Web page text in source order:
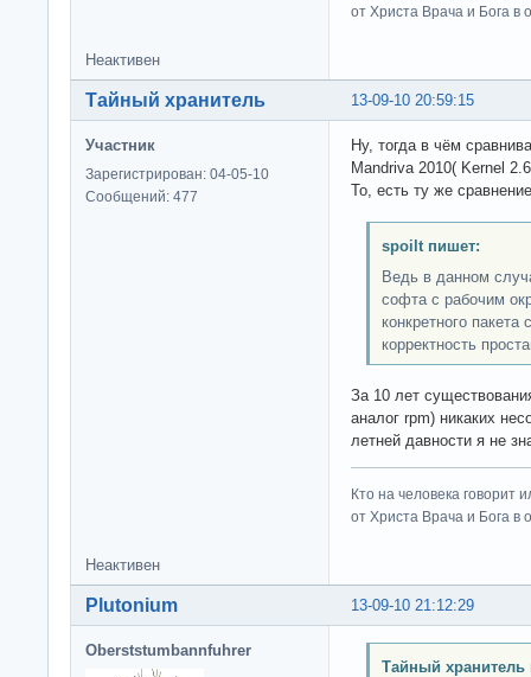
от Христа Врача и Бога в
Неактивен
13-09-10 20:59:15
Тайный хранитель
Участник
Зарегистрирован: 04-05-10
Сообщений: 477
Ну, тогда в чём
Mandriva 2010( Kernel
То, есть ту же
spoilt пишет:
Ведь в данном
софта с рабочим
конкретного
корректность
За 10 лет
аналог rpm) никаких
летней давности я не
Кто на человека говорит
от Христа Врача и Бога в
Неактивен
13-09-10 21:12:29
Plutonium
Oberststumbannfuhrer
Тайный хранитель